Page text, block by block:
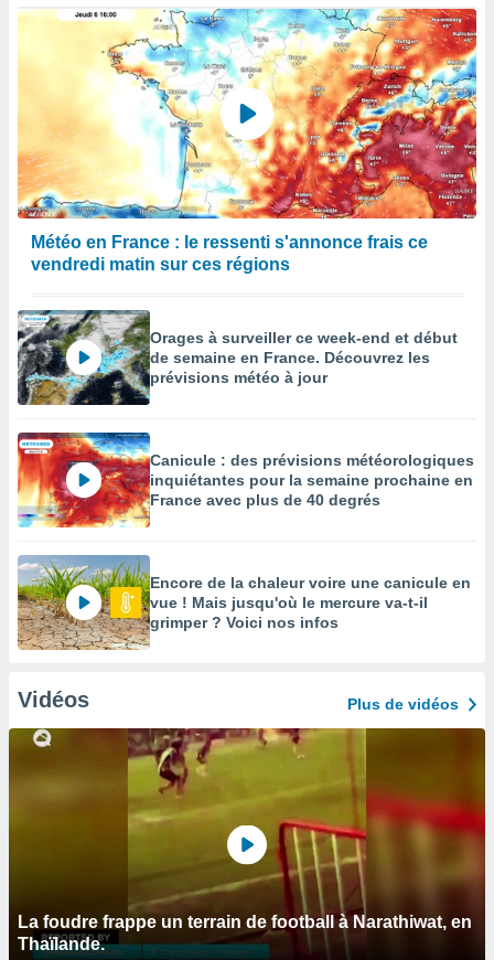
Météo en France : le ressenti s'annonce frais ce
vendredi matin sur ces régions
Orages à surveiller ce week-end et début
de semaine en France. Découvrez les
prévisions météo à jour
Canicule : des prévisions météorologiques
inquiétantes pour la semaine prochaine en
France avec plus de 40 degrés
Encore de la chaleur voire une canicule en
vue ! Mais jusqu'où le mercure va-t-il
grimper ? Voici nos infos
Vidéos Plus de vidéos
La foudre frappe un terrain de football à Narathiwat, en
Thaïlande.